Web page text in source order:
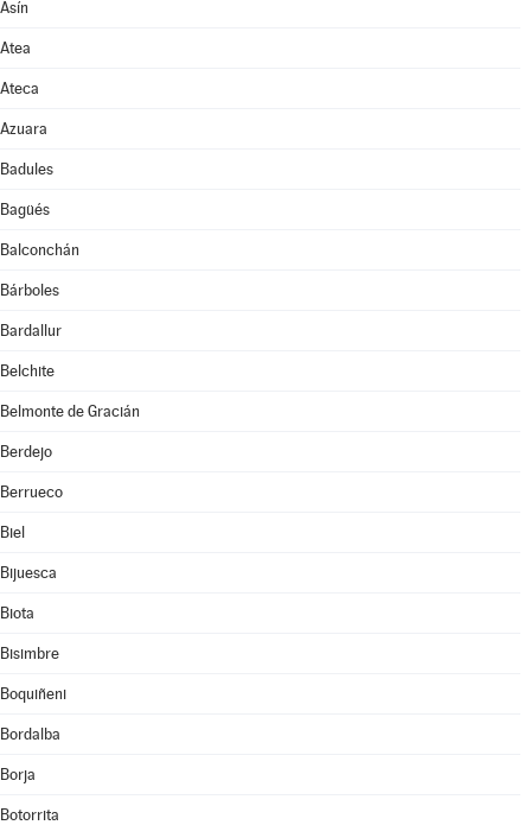
Asín
Atea
Ateca
Azuara
Badules
Bagüés
Balconchán
Bárboles
Bardallur
Belchite
Belmonte de Gracián
Berdejo
Berrueco
Biel
Bijuesca
Biota
Bisimbre
Boquiñeni
Bordalba
Borja
Botorrita